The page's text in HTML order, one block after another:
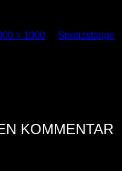
× 1000
Spreizstange
Sie können einen
KOMMENTAR
Kommentar